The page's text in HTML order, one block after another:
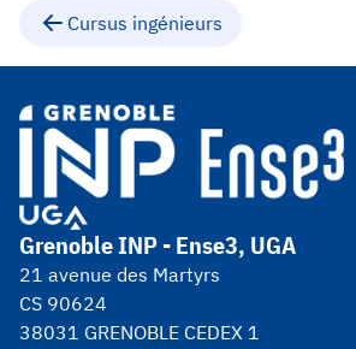
Cursus ingénieurs
Grenoble INP - Ense3, UGA
21 avenue des Martyrs
CS 90624
38031 GRENOBLE CEDEX 1